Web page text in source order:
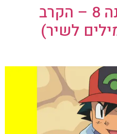
שיר פתיחה: עונה 8 – הקרב
לשיר)